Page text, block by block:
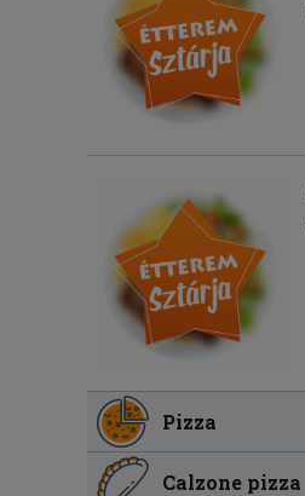
Pizza
Calzone pizza